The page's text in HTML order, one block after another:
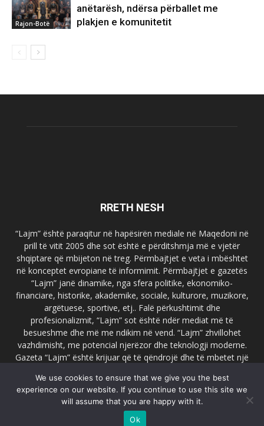
Rajon-Botë
anëtarësh, ndërsa përballet me
plakjen e komunitetit
RRETH NESH
“Lajm” është paraqitur në hapësirën mediale në Maqedoni në
prill të vitit 2005 dhe sot është e përditshmja më e vjetër
shqiptare që mbijeton në treg. Përmbajtjet e veta i mbështet
në konceptet evropiane të informimit. Përmbajtjet e gazetës
“Lajm” janë dinamike, nga sfera politike, ekonomiko-
financiare, historike, akademike, sociale, kulturore, muzikore,
argëtuese, sportive, etj.. Falë përkushtimit dhe
profesionalizmit, “Lajm” sot është ndër mediat më të
besueshme dhe më me ndikim në vend. “Lajm” zhvillohet
vazhdimisht, me potencial njerëzor dhe teknologji moderne.
Gazeta “Lajm” është krijuar që të qëndrojë dhe të mbetet një
faqja zyrtare e gazetës “Lajm”, www.lajmpress.org është një
ndër portalet më të njohur në Maqedoni.
lajm.sk@gmail.com
We use cookies to ensure that we give you the best
experience on our website. If you continue to use this site we
will assume that you are happy with it.
Ok